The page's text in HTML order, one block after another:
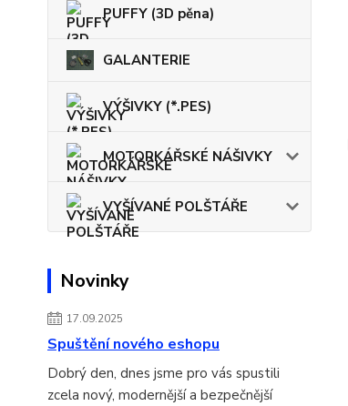
PUFFY (3D pěna)
GALANTERIE
VÝŠIVKY (*.PES)
MOTORKÁŘSKÉ NÁŠIVKY
VYŠÍVANÉ POLŠTÁŘE
Novinky
17.09.2025
Spuštění nového eshopu
Dobrý den, dnes jsme pro vás spustili
zcela nový, modernější a bezpečnější